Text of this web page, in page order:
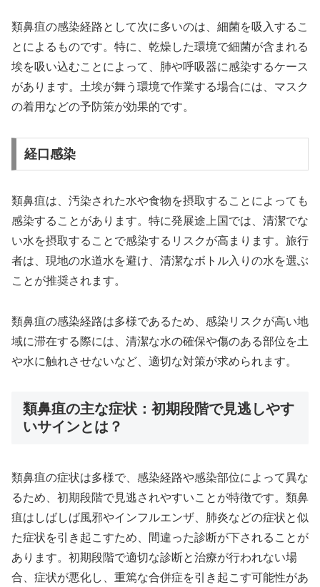
類鼻疽の感染経路として次に多いのは、細菌を吸入するこ
とによるものです。特に、乾燥した環境で細菌が含まれる
埃を吸い込むことによって、肺や呼吸器に感染するケース
があります。土埃が舞う環境で作業する場合には、マスク
の着用などの予防策が効果的です。
経口感染
類鼻疽は、汚染された水や食物を摂取することによっても
感染することがあります。特に発展途上国では、清潔でな
い水を摂取することで感染するリスクが高まります。旅行
者は、現地の水道水を避け、清潔なボトル入りの水を選ぶ
ことが推奨されます。
類鼻疽の感染経路は多様であるため、感染リスクが高い地
域に滞在する際には、清潔な水の確保や傷のある部位を土
や水に触れさせないなど、適切な対策が求められます。
類鼻疽の主な症状：初期段階で見逃しやす
いサインとは？
類鼻疽の症状は多様で、感染経路や感染部位によって異な
るため、初期段階で見逃されやすいことが特徴です。類鼻
疽はしばしば風邪やインフルエンザ、肺炎などの症状と似
た症状を引き起こすため、間違った診断が下されることが
あります。初期段階で適切な診断と治療が行われない場
合、症状が悪化し、重篤な合併症を引き起こす可能性があ